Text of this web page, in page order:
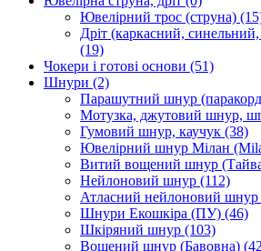
Ювелірний трос (струна)
Дріт (каркасний,
(19)
Чокери і готові основи (51)
Шнури (2)
Парашутний шнур
Мотузка, джутовий шнур,
Гумовий шнур, каучук (38)
Ювелірний шнур Мілан
Витий вощений шнур
Нейлоновий шнур (112)
Атласний нейлоновий шнур
Шнури Екошкіра (ПУ) (46)
Шкіряний шнур (103)
Вощений шнур (Бавовна)